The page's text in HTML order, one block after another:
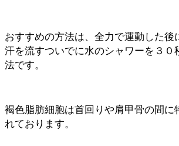
おすすめの方法は、全力で運動した後
汗を流すついでに水のシャワーを３０
法です。
褐色脂肪細胞は首回りや肩甲骨の間に
れております。